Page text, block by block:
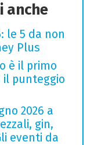
anche
le 5 da non
Plus
è il primo
il punteggio
2026 a
gin,
eventi da